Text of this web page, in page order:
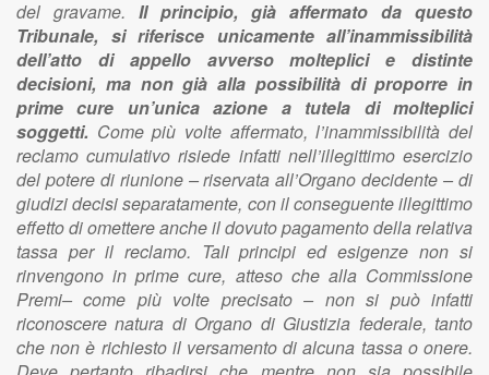
del gravame. Il principio, già affermato da questo
Tribunale, si riferisce unicamente all’inammissibilità
dell’atto di appello avverso molteplici e distinte
decisioni, ma non già alla possibilità di proporre in
prime cure un’unica azione a tutela di molteplici
soggetti. Come più volte affermato, l’inammissibilità del
reclamo cumulativo risiede infatti nell’illegittimo esercizio
del potere di riunione – riservata all’Organo decidente – di
giudizi decisi separatamente, con il conseguente illegittimo
effetto di omettere anche il dovuto pagamento della relativa
tassa per il reclamo. Tali principi ed esigenze non si
rinvengono in prime cure, atteso che alla Commissione
Premi– come più volte precisato – non si può infatti
riconoscere natura di Organo di Giustizia federale, tanto
che non è richiesto il versamento di alcuna tassa o onere.